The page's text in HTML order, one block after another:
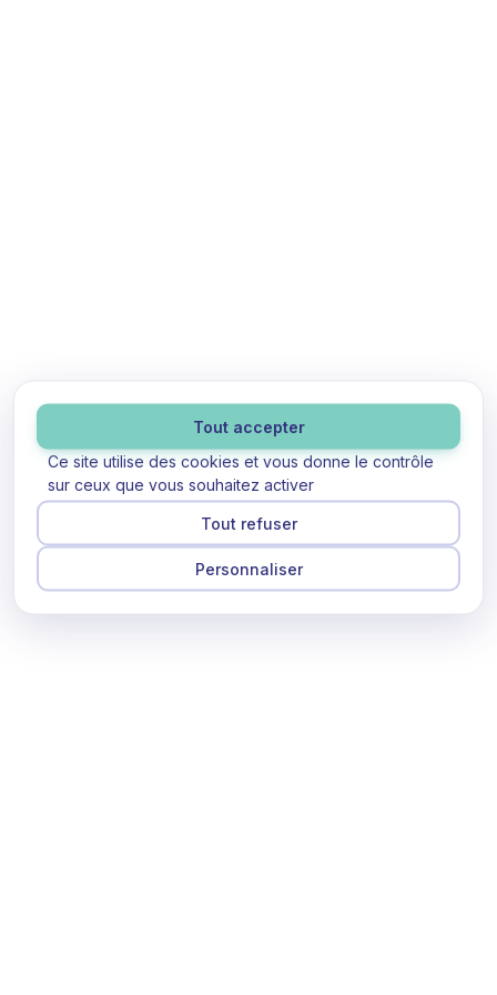
Ce site utilise des cookies et vous donne le contrôle
sur ceux que vous souhaitez activer
Tout accepter
Tout refuser
Personnaliser